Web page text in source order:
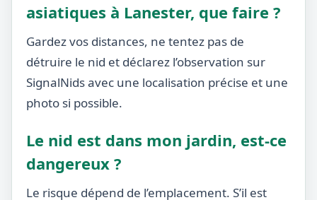
asiatiques à Lanester, que faire ?
Gardez vos distances, ne tentez pas de
détruire le nid et déclarez l’observation sur
SignalNids avec une localisation précise et une
photo si possible.
Le nid est dans mon jardin, est-ce
dangereux ?
Le risque dépend de l’emplacement. S’il est